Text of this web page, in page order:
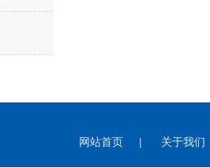
网站首页 | 关于我们